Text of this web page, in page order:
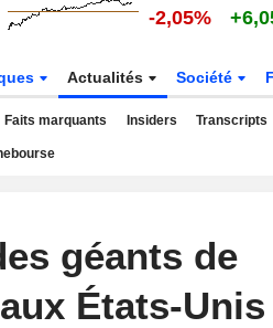
-2,05%
Actualités Société
Faits marquants Insiders Transcripts
géants de
États-Unis